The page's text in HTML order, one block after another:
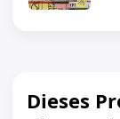
Dieses